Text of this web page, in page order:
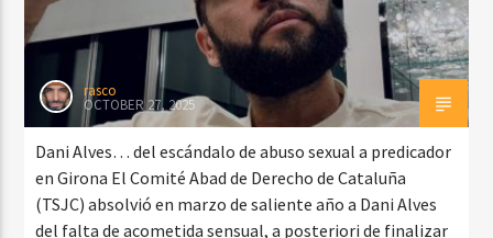
rasco
OCTOBER 27, 2025
Dani Alves… del escándalo de abuso sexual a predicador
en Girona El Comité Abad de Derecho de Cataluña
(TSJC) absolvió en marzo de saliente año a Dani Alves
del falta de acometida sensual, a posteriori de finalizar